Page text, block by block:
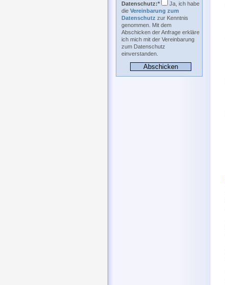
Datenschutz:*
Ja, ich habe
die Vereinbarung zum
Datenschutz zur Kenntnis
genommen. Mit dem
Abschicken der Anfrage erkläre
ich mich mit der Vereinbarung
zum Datenschutz
einverstanden.